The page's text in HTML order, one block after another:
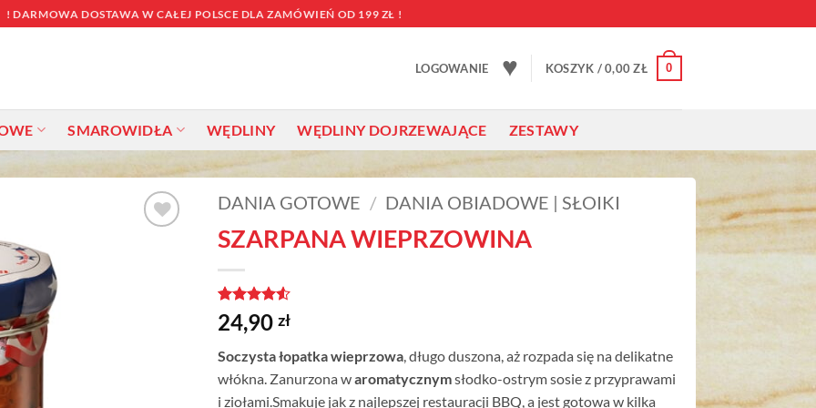
! DARMOWA DOSTAWA W CAŁEJ POLSCE DLA ZAMÓWIEŃ OD 199 ZŁ !
LOGOWANIE ♥ KOSZYK /0,00ZŁ 0
SMAROWIDŁA WĘDLINY WĘDLINY DOJRZEWAJĄCE ZESTAWY
DANIA GOTOWE / DANIA OBIADOWE | SŁOIKI
SZARPANA WIEPRZOWINA
Oceniony
4.5na 5
podstawie
2
ocen
klientów
24,90 zł
Soczysta łopatka wieprzowa, długo duszona, aż rozpada się na delikatne
włókna. Zanurzona waromatycznymsłodko-ostrym sosie z przyprawami
i ziołami.Smakuje jak z najlepszej restauracji BBQ, a jest gotowa w kilka